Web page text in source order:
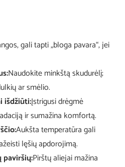
gali tapti „bloga pavara“, jei
Naudokite minkštą skudurėlį;
ar smėlio.
išdžiūti:Įstrigusi drėgmė
ir sumažina komfortą.
Aukšta temperatūra gali
lęšių apdorojimą.
paviršių:Pirštų aliejai mažina